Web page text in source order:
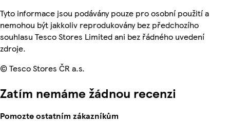
Tyto informace jsou podávány pouze pro osobní použití a
nemohou být jakkoliv reprodukovány bez předchozího
souhlasu Tesco Stores Limited ani bez řádného uvedení
zdroje.
© Tesco Stores ČR a.s.
Zatím nemáme žádnou recenzi
Pomozte ostatním zákazníkům